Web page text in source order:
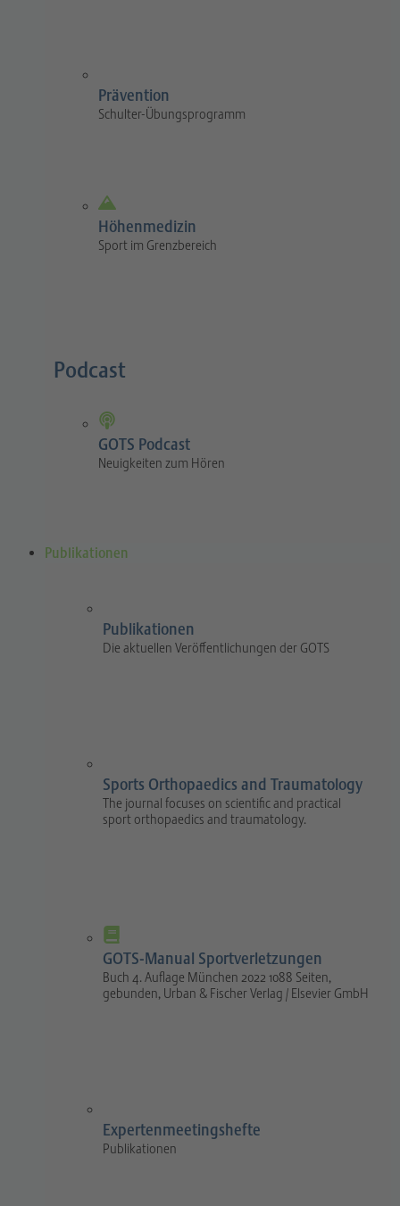
Prävention
Schulter-Übungsprogramm
Höhenmedizin
Sport im Grenzbereich
Podcast
GOTS Podcast
Neuigkeiten zum Hören
Publikationen
Publikationen
Die aktuellen Veröffentlichungen der GOTS
Sports Orthopaedics and Traumatology
The journal focuses on scientific and practical
sport orthopaedics and traumatology.
GOTS-Manual Sportverletzungen
Buch 4. Auflage München 2022 1088 Seiten,
gebunden, Urban & Fischer Verlag / Elsevier GmbH
Expertenmeetingshefte
Publikationen